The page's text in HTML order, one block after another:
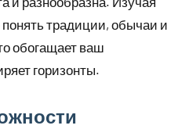
традиции, обычаи и
обогащает ваш
горизонты.